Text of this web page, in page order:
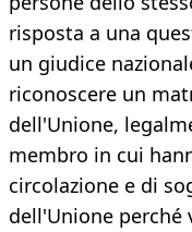
risposta a una
un giudice
riconoscere un
dell'Unione,
membro in cui
circolazione e di
dell'Unione